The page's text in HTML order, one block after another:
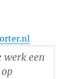
werk een